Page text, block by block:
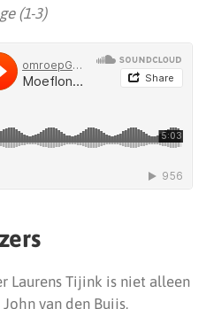
(1-3)
Laurens Tijink is niet alleen
van den Buijs,